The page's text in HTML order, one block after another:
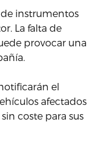
de instrumentos
La falta de
provocar una
el
afectados
coste para sus